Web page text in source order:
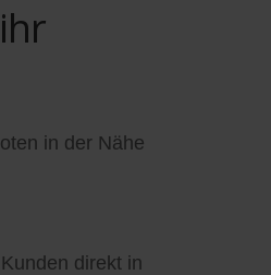
in der Nähe
direkt in